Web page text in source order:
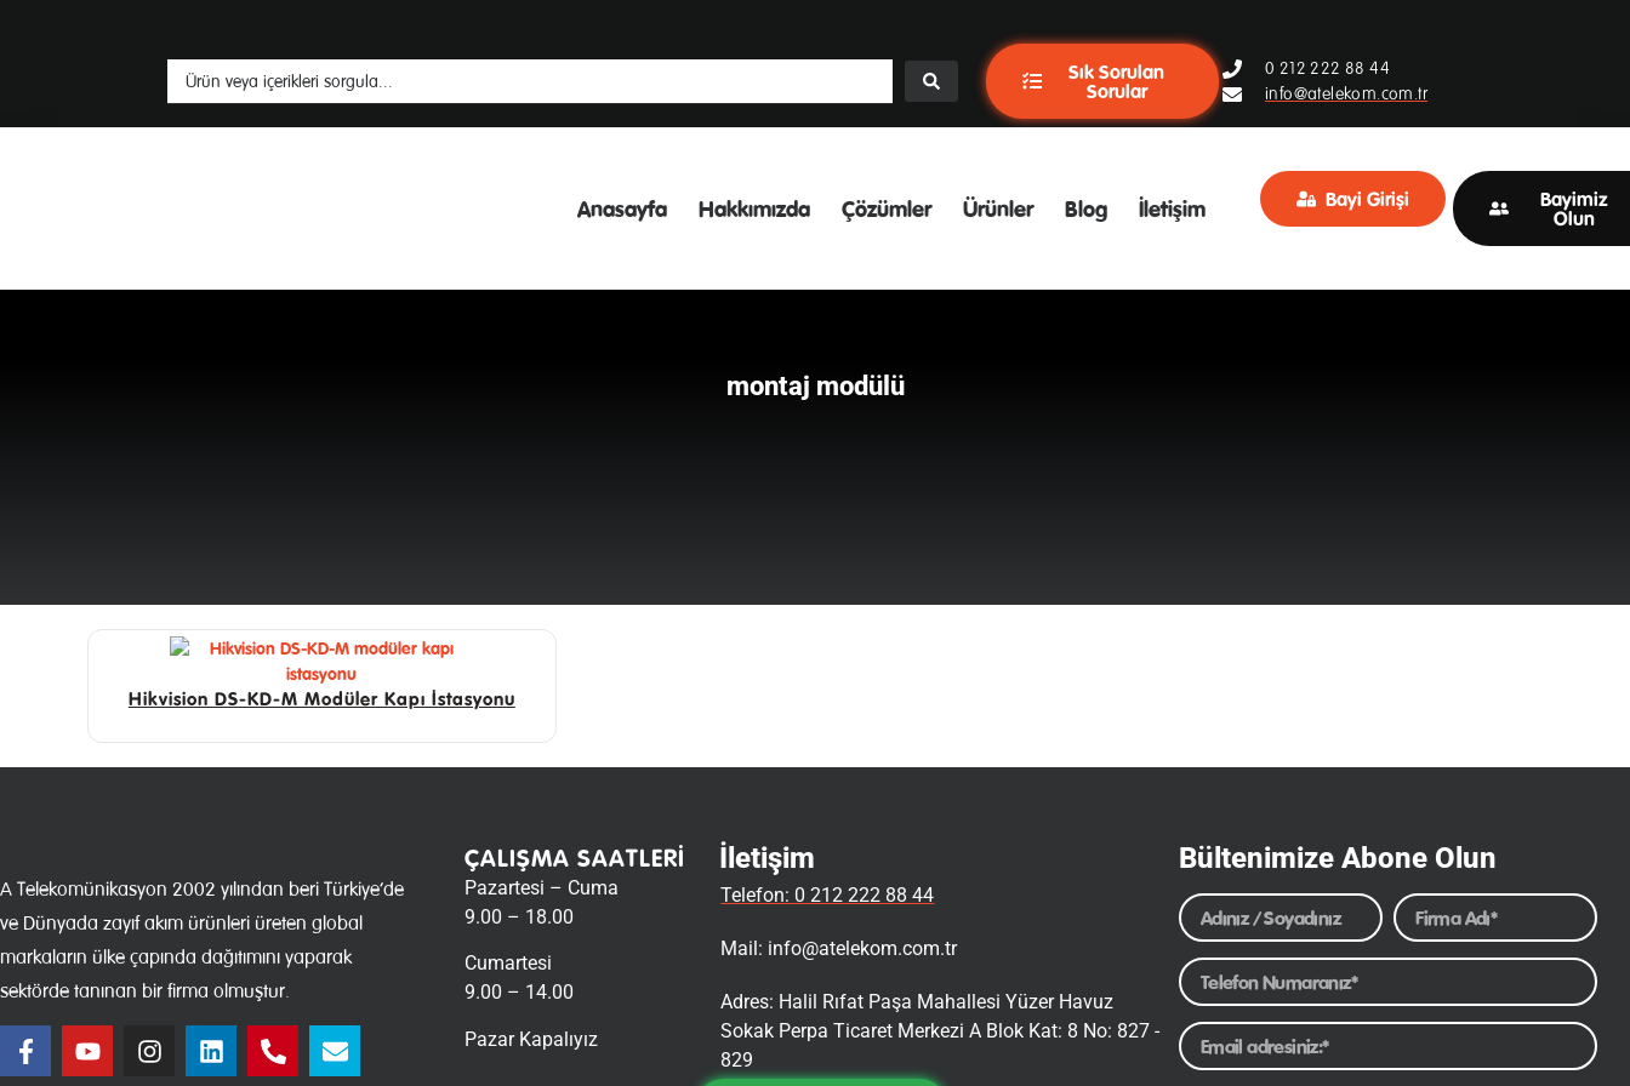
Sık Sorulan
Sorular
0 212 222 88 44
info@atelekom.com.tr
Anasayfa Hakkımızda Çözümler Ürünler Blog İletişim Bayi Girişi
Bayimiz
Olun
montaj modülü
Hikvision DS-KD-M Modüler Kapı İstasyonu
A Telekomünikasyon 2002 yılından beri Türkiye’de
ve Dünyada zayıf akım ürünleri üreten global
markaların ülke çapında dağıtımını yaparak
sektörde tanınan bir firma olmuştur.
ÇALIŞMA SAATLERI
Pazartesi – Cuma
9.00 – 18.00
Cumartesi
9.00 – 14.00
Pazar Kapalıyız
İletişim
Telefon: 0 212 222 88 44
Mail: info@atelekom.com.tr
Adres: Halil Rıfat Paşa Mahallesi Yüzer Havuz
Sokak Perpa Ticaret Merkezi A Blok Kat: 8 No: 827 -
829
Bültenimize Abone Olun